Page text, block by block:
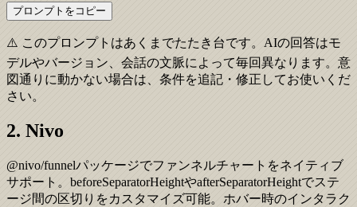
プロンプトをコピー
⚠️ このプロンプトはあくまでたたき台です。AIの回答はモ
デルやバージョン、会話の文脈によって毎回異なります。意
図通りに動かない場合は、条件を追記・修正してお使いくだ
さい。
2. Nivo
@nivo/funnelパッケージでファンネルチャートをネイティブ
サポート。beforeSeparatorHeightやafterSeparatorHeightでステ
ージ間の区切りをカスタマイズ可能。ホバー時のインタラク